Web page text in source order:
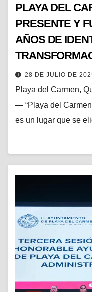
PLAYA DEL
PRESENTE Y
AÑOS DE
28 DE JULIO DE
Playa del Carmen,
— “Playa del
es un lugar que se